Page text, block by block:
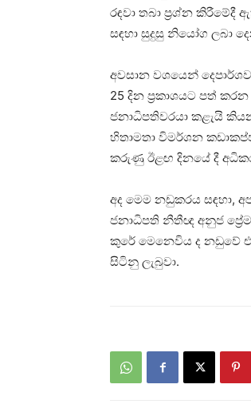
රඳවා තබා ප්‍රශ්න
සඳහා සුදුසු නියෝග ලබා
අවසාන වශයෙන්
25 දින ප්‍රකාශයට පත්
ජනාධිපතිවරයා කළැයි
හිතාමතා විමර්ශන
කරුණු ඊළඟ දිනයේ දී
අද මෙම නඩුකරය සඳහා,
ජනාධිපති නීතීඥ අනුජ
කුරේ මෙනෙවිය ද නඩුවේ
සිටිනු ලැබුවා.